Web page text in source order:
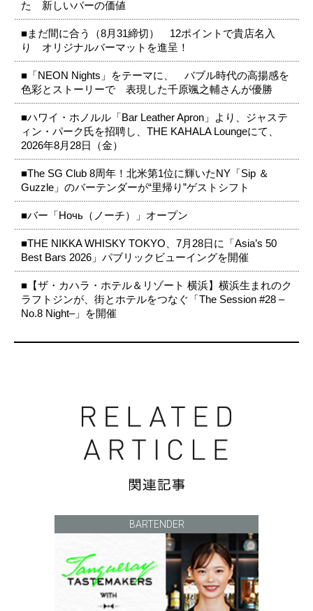
た 新しいバーの価値
■まだ間に合う（8月31締切） 12ポイントで貴店名入
り オリジナルバーマットを進呈！
■「NEON Nights」をテーマに、 バブル時代の高揚感を
色彩とストーリーで 表現した千原颯之輔さんが優勝
■ハワイ・ホノルル「Bar Leather Apron」より、ジャステ
ィン・パーク氏を招聘し、THE KAHALA Loungeにて、
2026年8月28日（金）
■The SG Club 8周年！北米第1位に輝いたNY「Sip ＆
Guzzle」のバーテンダーが“里帰り”ゲストシフト
■バー「Ночь（ノーチ）」オープン
■THE NIKKA WHISKY TOKYO、7月28日に「Asia’s 50
Best Bars 2026」パブリックビューイングを開催
■【ザ・カハラ・ホテル＆リゾート 横浜】横浜生まれのク
ラフトジンが、街とホテルをつなぐ「The Session #28 –
No.8 Night–」を開催
BARTENDER